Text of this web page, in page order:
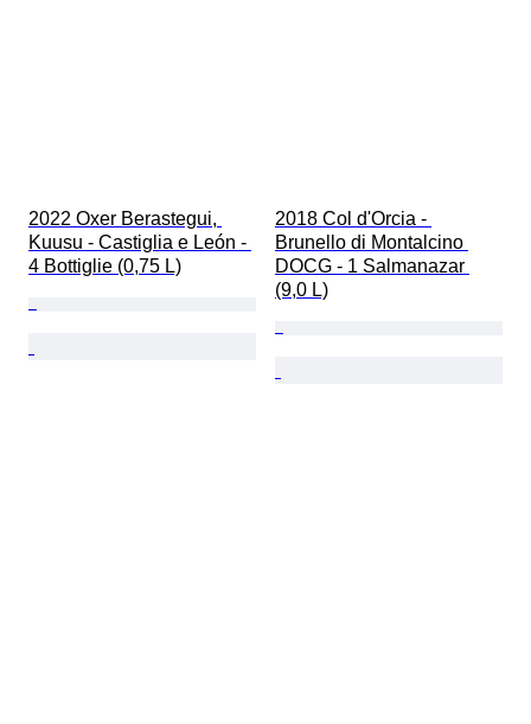
2022 Oxer Berastegui,
Kuusu - Castiglia e León -
4 Bottiglie (0,75 L)
2018 Col d'Orcia -
Brunello di Montalcino
DOCG - 1 Salmanazar
(9,0 L)